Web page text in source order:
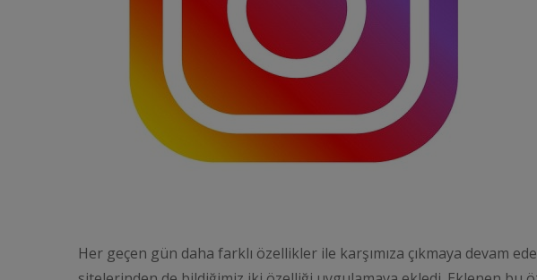
Her geçen gün daha farklı özellikler ile karşımıza çıkmaya devam